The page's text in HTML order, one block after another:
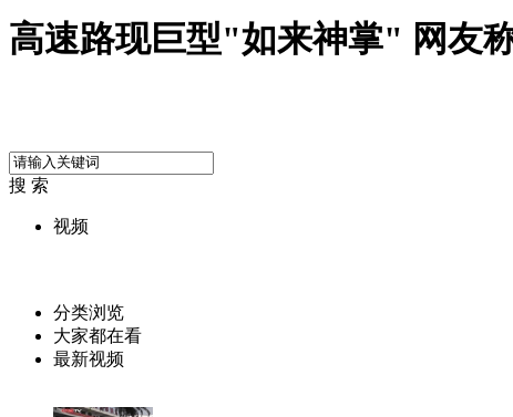
高速路现巨型"如来神掌" 网友
搜 索
视频
分类浏览
大家都在看
最新视频